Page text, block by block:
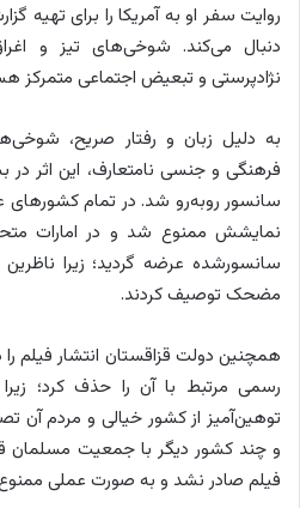
روایت سفر او به آمریکا را برای تهیه
دنبال می‌کند. شوخی‌های تیز و
نژادپرستی و تبعیض اجتماعی متمرکز
به دلیل زبان و رفتار صریح،
فرهنگی و جنسی نامتعارف، این اثر
سانسور روبه‌رو شد. در تمام کشورهای
نمایشش ممنوع شد و در امارات
سانسورشده عرضه گردید؛ زیرا
مضحک توصیف کردند.
همچنین دولت قزاقستان انتشار فیلم
رسمی مرتبط با آن را حذف کرد؛
توهین‌آمیز از کشور خیالی و مردم آن
و چند کشور دیگر با جمعیت مسلمان
فیلم صادر نشد و به صورت عملی